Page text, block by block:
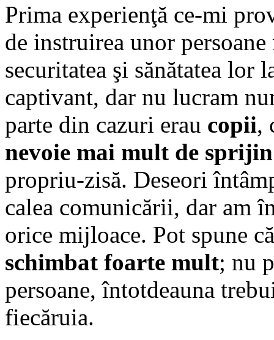
Prima experienţă ce-mi
de instruirea unor
securitatea şi sănătatea lor
captivant, dar nu lucram
parte din cazuri erau copii,
nevoie mai mult de
propriu-zisă. Deseori
calea comunicării, dar am
orice mijloace. Pot spune
schimbat foarte mult; nu
persoane, întotdeauna
fiecăruia.